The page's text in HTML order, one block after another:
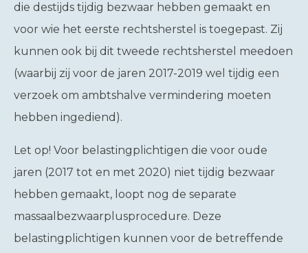
die destijds tijdig bezwaar hebben gemaakt en
voor wie het eerste rechtsherstel is toegepast. Zij
kunnen ook bij dit tweede rechtsherstel meedoen
(waarbij zij voor de jaren 2017-2019 wel tijdig een
verzoek om ambtshalve vermindering moeten
hebben ingediend).
Let op! Voor belastingplichtigen die voor oude
jaren (2017 tot en met 2020) niet tijdig bezwaar
hebben gemaakt, loopt nog de separate
massaalbezwaarplusprocedure. Deze
belastingplichtigen kunnen voor de betreffende